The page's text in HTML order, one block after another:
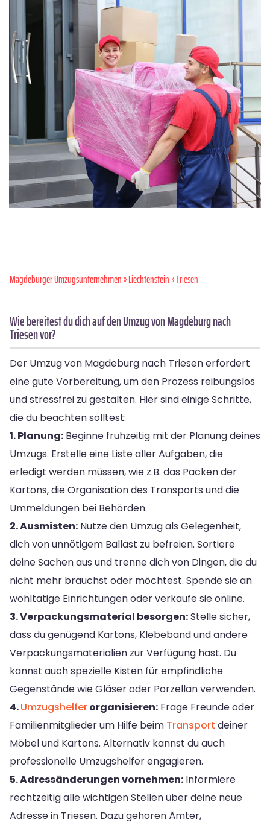
Magdeburger Umzugsunternehmen»Liechtenstein» Triesen
Wie bereitest du dich auf den Umzug von Magdeburg nach
Triesen vor?
Der Umzug von Magdeburg nach Triesen erfordert
eine gute Vorbereitung, um den Prozess reibungslos
und stressfrei zu gestalten. Hier sind einige Schritte,
die du beachten solltest:
1. Planung: Beginne frühzeitig mit der Planung deines
Umzugs. Erstelle eine Liste aller Aufgaben, die
erledigt werden müssen, wie z.B. das Packen der
Kartons, die Organisation des Transports und die
Ummeldungen bei Behörden.
2. Ausmisten: Nutze den Umzug als Gelegenheit,
dich von unnötigem Ballast zu befreien. Sortiere
deine Sachen aus und trenne dich von Dingen, die du
nicht mehr brauchst oder möchtest. Spende sie an
wohltätige Einrichtungen oder verkaufe sie online.
3. Verpackungsmaterial besorgen:Stelle sicher,
dass du genügend Kartons, Klebeband und andere
Verpackungsmaterialien zur Verfügung hast. Du
kannst auch spezielle Kisten für empfindliche
Gegenstände wie Gläser oder Porzellan verwenden.
4.Umzugshelferorganisieren: Frage Freunde oder
Familienmitglieder um Hilfe beim Transport deiner
Möbel und Kartons. Alternativ kannst du auch
professionelle Umzugshelfer engagieren.
5. Adressänderungen vornehmen: Informiere
rechtzeitig alle wichtigen Stellen über deine neue
Adresse in Triesen. Dazu gehören Ämter,